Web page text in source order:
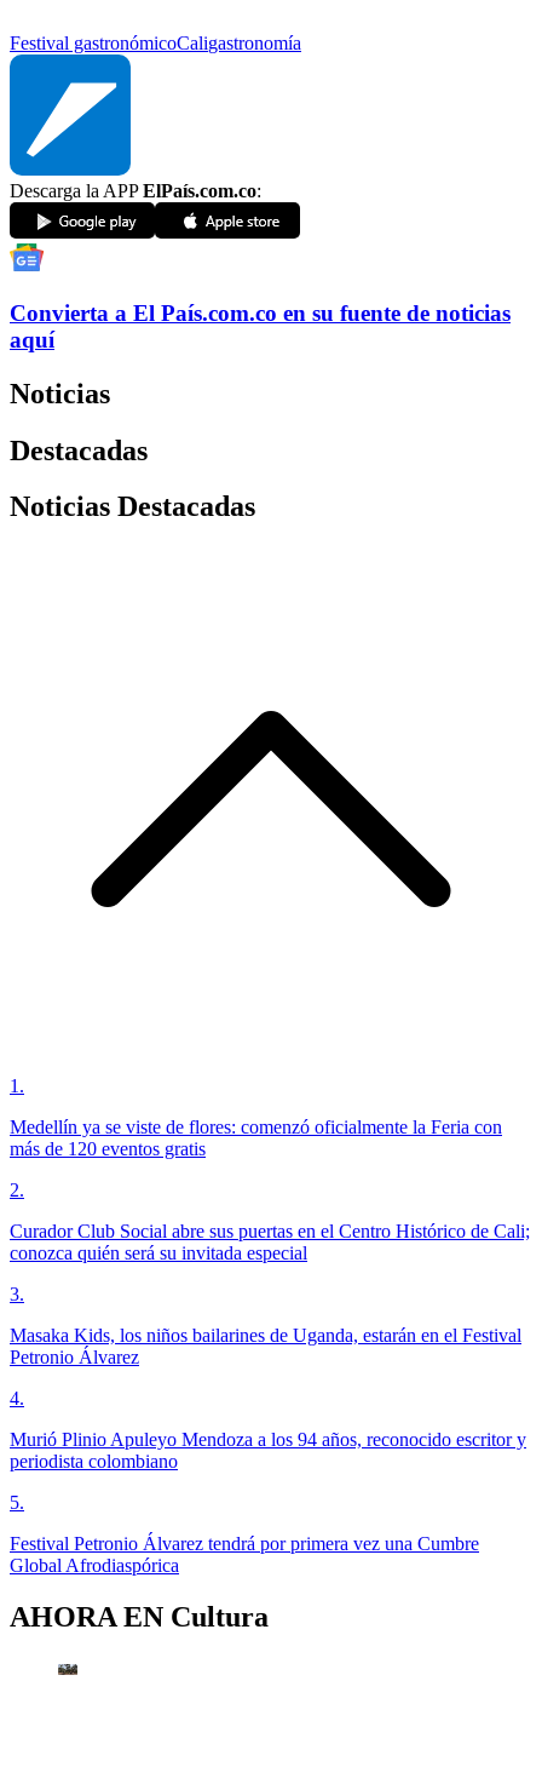
Festival gastronómicoCaligastronomía
Descarga la APPElPaís.com.co:
Convierta a El País.com.co en su fuente de noticias
aquí
Noticias
Destacadas
Noticias Destacadas
1 .
Medellín ya se viste de flores: comenzó oficialmente la Feria con
más de 120 eventos gratis
2.
Curador Club Social abre sus puertas en el Centro Histórico de Cali;
conozca quién será su invitada especial
3.
Masaka Kids, los niños bailarines de Uganda, estarán en el Festival
Petronio Álvarez
4.
Murió Plinio Apuleyo Mendoza a los 94 años, reconocido escritor y
periodista colombiano
5.
Festival Petronio Álvarez tendrá por primera vez una Cumbre
Global Afrodiaspórica
AHORA EN Cultura